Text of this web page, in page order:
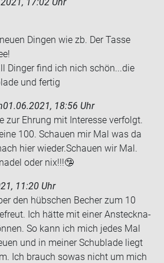
Din­gen wie zb. Der Tasse
Din­ger find ich nich schön...die
und fer­tig
01.06.2021, 18:56 Uhr
zur Eh­rung mit In­ter­es­se ver­folgt.
100. Schau­en mir Mal was da
hier wie­der.Schau­en wir Mal.
oder nix!!!🤥
11:20 Uhr
den hüb­schen Be­cher zum 10
Ich hätte mit einer An­steck­na­
So kann ich mich jedes Mal
und in mei­ner Schub­la­de liegt
Ich brauch sowas nicht um mich